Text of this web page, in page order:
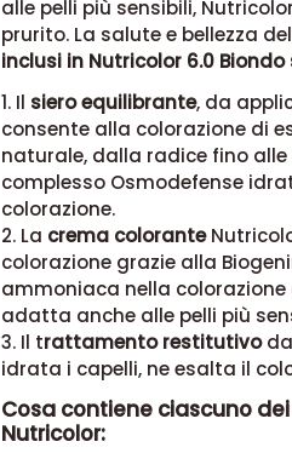
alle pelli più sensibili,
prurito. La salute e bellezza
inclusi in Nutricolor 6.0 Biondo
1. Il siero equilibrante, da
consente alla colorazione di
naturale, dalla radice fino
complesso Osmodefense
colorazione.
2. La crema colorante
colorazione grazie alla
ammoniaca nella
adatta anche alle pelli più
3. Il trattamento restitutivoda
idrata i capelli, ne esalta il
Cosa contiene ciascuno
Nutricolor: